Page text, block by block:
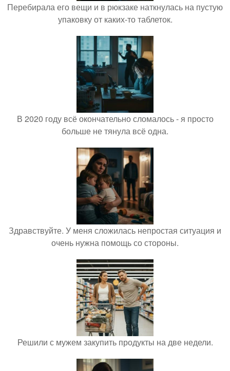
Перебирала его вещи и в рюкзаке наткнулась на пустую
упаковку от каких-то таблеток.
В 2020 году всё окончательно сломалось - я просто
больше не тянула всё одна.
Здравствуйте. У меня сложилась непростая ситуация и
очень нужна помощь со стороны.
Решили с мужем закупить продукты на две недели.